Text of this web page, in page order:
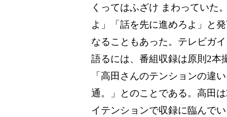
くってはふざけ まわっていた
よ」「話を先に進めろよ」と
なることもあった。テレビガ
語るには、番組収録は原則2本
「高田さんのテンションの違
通。」とのことである。高田
イテンションで収録に臨んで